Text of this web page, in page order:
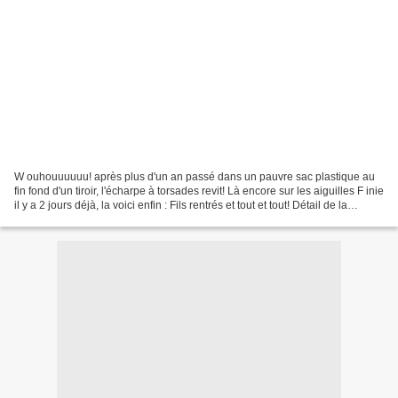
W ouhouuuuuu! après plus d'un an passé dans un pauvre sac plastique au
fin fond d'un tiroir, l'écharpe à torsades revit! Là encore sur les aiguilles F inie
il y a 2 jours déjà, la voici enfin : Fils rentrés et tout et tout! Détail de la